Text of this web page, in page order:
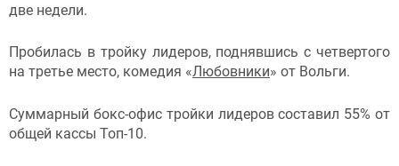
две недели.
Пробилась в тройку лидеров, поднявшись с четвертого
на третье место, комедия «Любовники» от Вольги.
Суммарный бокс-офис тройки лидеров составил 55% от
общей кассы Топ-10.